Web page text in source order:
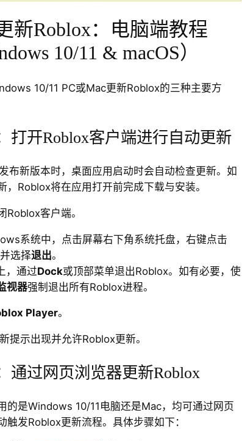
新Roblox：电脑端教程
10/11 & macOS）
10/11 PC或Mac更新Roblox的三种主要方
打开Roblox客户端进行自动更新
布新版本时，桌面应用启动时会自动检查更新。如
，Roblox将在应用打开前完成下载与安装。
Roblox客户端。
系统中，点击屏幕右下角系统托盘，右键点击
并选择退出。
，通过Dock或顶部菜单退出Roblox。如有必要，使
视器强制退出所有Roblox进程。
Player。
提示出现并允许Roblox更新。
通过网页浏览器更新Roblox
的是Windows 10/11电脑还是Mac，均可通过网页
触发Roblox更新流程。具体步骤如下：